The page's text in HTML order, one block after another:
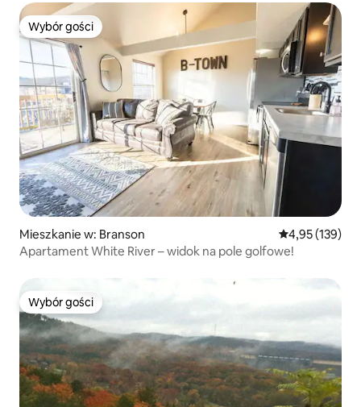
Wybór gości
Wybór gości
Mieszkanie w: Branson Średnia
4,95 (139)
Apartament White River – widok na pole golfowe!
Wybór gości
Wybór gości